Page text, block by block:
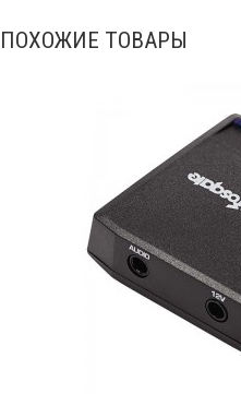
ПОХОЖИЕ ТОВАРЫ